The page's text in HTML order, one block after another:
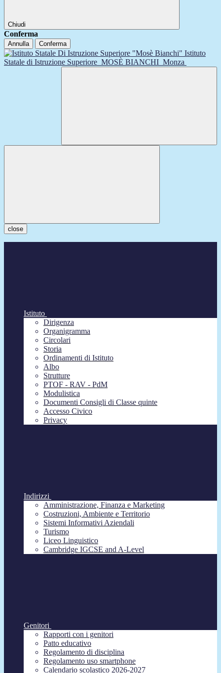
Chiudi
Conferma
Annulla Conferma
Istituto
Statale di Istruzione Superiore MOSÈ BIANCHI Monza
close
Istituto
Dirigenza
Organigramma
Circolari
Storia
Ordinamenti di Istituto
Albo
Strutture
PTOF - RAV - PdM
Modulistica
Documenti Consigli di Classe quinte
Accesso Civico
Privacy
Indirizzi
Amministrazione, Finanza e Marketing
Costruzioni, Ambiente e Territorio
Sistemi Informativi Aziendali
Turismo
Liceo Linguistico
Cambridge IGCSE and A-Level
Genitori
Rapporti con i genitori
Patto educativo
Regolamento di disciplina
Regolamento uso smartphone
Calendario scolastico 2026-2027